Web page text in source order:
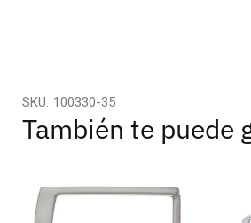
SKU: 100330-35
También te puede